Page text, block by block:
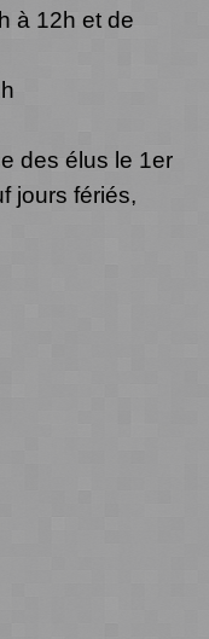
à 12h et de
des élus le 1er
jours fériés,